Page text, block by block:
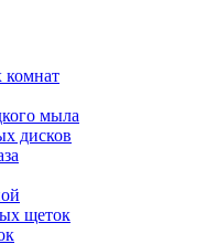
комнат
мыла
дисков
щеток